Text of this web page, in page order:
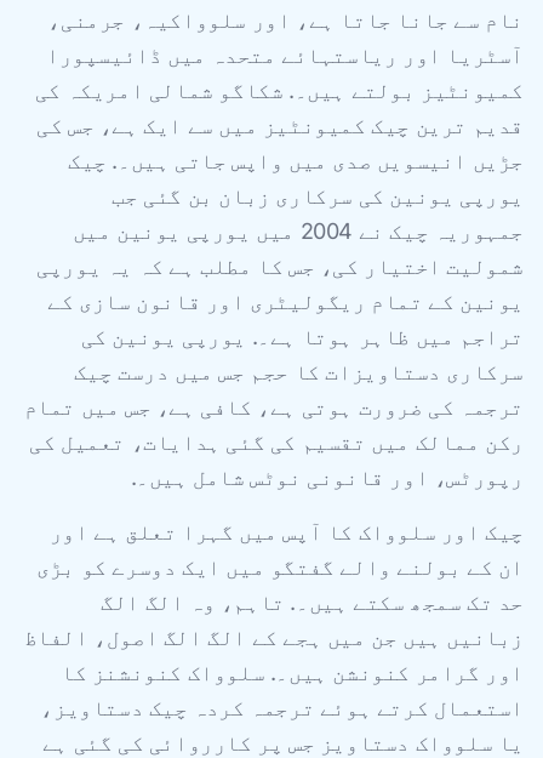
نام سے جانا جاتا ہے، اور سلوواکیہ، جرمنی،
آسٹریا اور ریاستہائے متحدہ میں ڈائیسپورا
کمیونٹیز بولتے ہیں۔. شکاگو شمالی امریکہ کی
قدیم ترین چیک کمیونٹیز میں سے ایک ہے، جس کی
جڑیں انیسویں صدی میں واپس جاتی ہیں۔. چیک
یورپی یونین کی سرکاری زبان بن گئی جب
جمہوریہ چیک نے 2004 میں یورپی یونین میں
شمولیت اختیار کی، جس کا مطلب ہے کہ یہ یورپی
یونین کے تمام ریگولیٹری اور قانون سازی کے
تراجم میں ظاہر ہوتا ہے۔. یورپی یونین کی
سرکاری دستاویزات کا حجم جس میں درست چیک
ترجمہ کی ضرورت ہوتی ہے، کافی ہے، جس میں تمام
رکن ممالک میں تقسیم کی گئی ہدایات، تعمیل کی
رپورٹس، اور قانونی نوٹس شامل ہیں۔.
چیک اور سلوواک کا آپس میں گہرا تعلق ہے اور
ان کے بولنے والے گفتگو میں ایک دوسرے کو بڑی
حد تک سمجھ سکتے ہیں۔. تاہم، وہ الگ الگ
زبانیں ہیں جن میں ہجے کے الگ الگ اصول، الفاظ
اور گرامر کنونشن ہیں۔. سلوواک کنونشنز کا
استعمال کرتے ہوئے ترجمہ کردہ چیک دستاویز،
یا سلوواک دستاویز جس پر کارروائی کی گئی ہے